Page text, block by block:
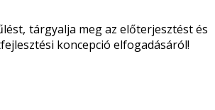
tárgyalja meg az előterjesztést és
koncepció elfogadásáról!